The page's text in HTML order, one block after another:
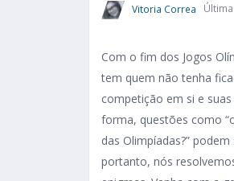
Vitoria Correa
Com o fim dos Jogos
tem quem não tenha
competição em si e
forma, questões como
das Olimpíadas?”
portanto, nós